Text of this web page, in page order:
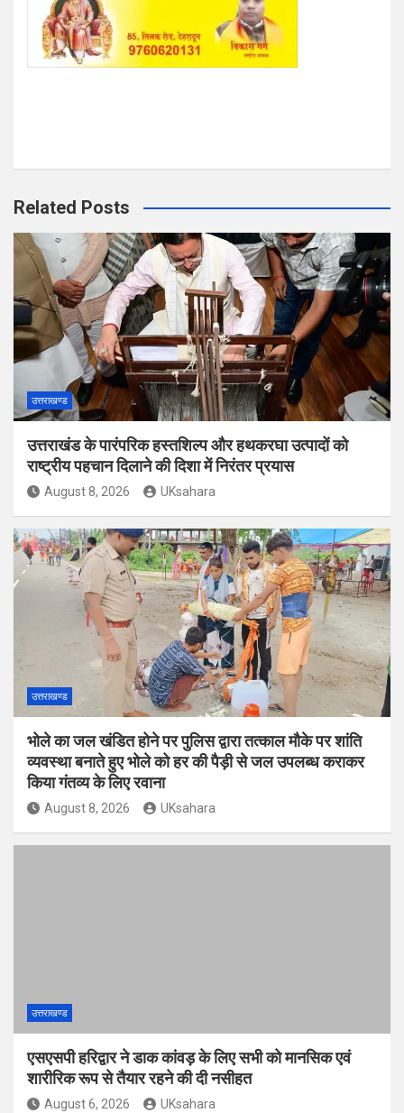
Related Posts
उत्तराखण्ड
उत्तराखंड के पारंपरिक हस्तशिल्प और हथकरघा उत्पादों को
राष्ट्रीय पहचान दिलाने की दिशा में निरंतर प्रयास
August 8, 2026 UKsahara
उत्तराखण्ड
भोले का जल खंडित होने पर पुलिस द्वारा तत्काल मौके पर शांति
व्यवस्था बनाते हुए भोले को हर की पैड़ी से जल उपलब्ध कराकर
किया गंतव्य के लिए रवाना
August 8, 2026 UKsahara
उत्तराखण्ड
एसएसपी हरिद्वार ने डाक कांवड़ के लिए सभी को मानसिक एवं
शारीरिक रूप से तैयार रहने की दी नसीहत
August 6, 2026 UKsahara